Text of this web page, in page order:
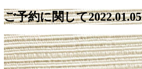
ご予約に関して2022.01.05